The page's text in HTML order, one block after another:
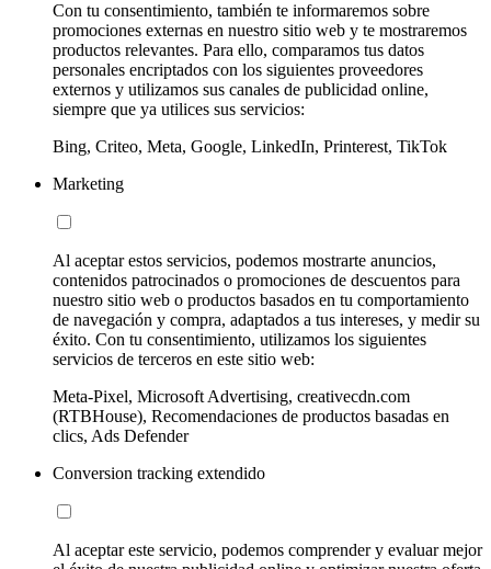
Con tu consentimiento, también te informaremos sobre
promociones externas en nuestro sitio web y te mostraremos
productos relevantes. Para ello, comparamos tus datos
personales encriptados con los siguientes proveedores
externos y utilizamos sus canales de publicidad online,
siempre que ya utilices sus servicios:
Bing, Criteo, Meta, Google, LinkedIn, Printerest, TikTok
Marketing
Al aceptar estos servicios, podemos mostrarte anuncios,
contenidos patrocinados o promociones de descuentos para
nuestro sitio web o productos basados en tu comportamiento
de navegación y compra, adaptados a tus intereses, y medir su
éxito. Con tu consentimiento, utilizamos los siguientes
servicios de terceros en este sitio web:
Meta-Pixel, Microsoft Advertising, creativecdn.com
(RTBHouse), Recomendaciones de productos basadas en
clics, Ads Defender
Conversion tracking extendido
Al aceptar este servicio, podemos comprender y evaluar mejor